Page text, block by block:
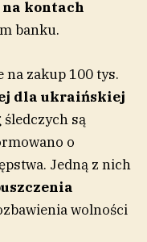
na kontach
banku.
na zakup 100 tys.
dla ukraińskiej
śledczych są
o
Jedną z nich
wolności